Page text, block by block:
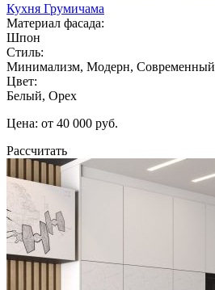
Кухня Грумичама
Материал фасада:
Шпон
Стиль:
Минимализм, Модерн, Современный
Цвет:
Белый, Орех
Цена: от 40 000 руб.
Рассчитать